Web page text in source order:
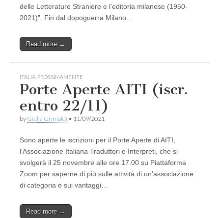
delle Letterature Straniere e l’editoria milanese (1950-
2021)”. Fin dal dopoguerra Milano…
Read more →
ITALIA PROSSIMAMENTE
Porte Aperte AITI (iscr.
entro 22/11)
by Giulia Grimoldi • 11/09/2021
Sono aperte le iscrizioni per il Porte Aperte di AITI,
l’Associazione Italiana Traduttori e Interpreti, che si
svolgerà il 25 novembre alle ore 17.00 su Piattaforma
Zoom per saperne di più sulle attività di un’associazione
di categoria e sui vantaggi…
Read more →